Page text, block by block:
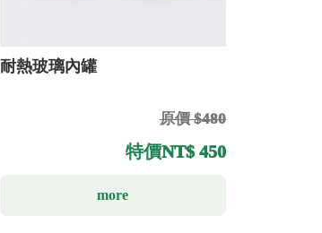
耐熱玻璃內罐
原價 $480
特價NT$ 450
more